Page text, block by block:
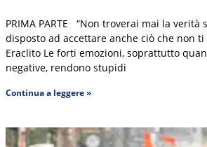
PRIMA PARTE “Non troverai mai la verità
disposto ad accettare anche ciò che non ti
Eraclito Le forti emozioni, soprattutto
negative, rendono stupidi
Continua a leggere »